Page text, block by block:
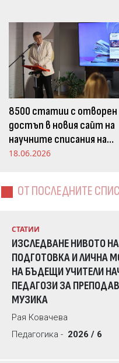
погледа
8500 статии с отворен
достъп в новия сайт на
научните списания на
Издателство „Аз-буки“
18.06.2026
ОТ ПОСЛЕДНИТЕ
СТАТИИ
ИЗСЛЕДВАНЕ НИВОТО НА
ПОДГОТОВКА И ЛИЧНА
НА БЪДЕЩИ УЧИТЕЛИ
ПЕДАГОЗИ ЗА
МУЗИКА
Рая Ковачева
Педагогика - 2026 / 6